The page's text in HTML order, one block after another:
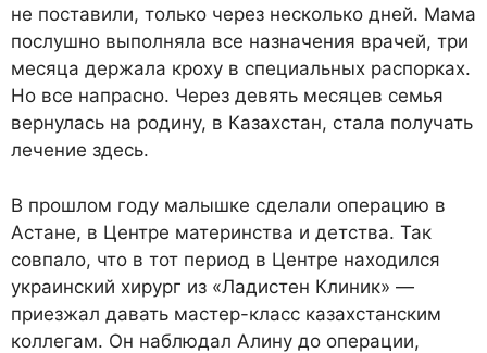
не поставили, только через несколько дней. Мама
послушно выполняла все назначения врачей, три
месяца держала кроху в специальных распорках.
Но все напрасно. Через девять месяцев семья
вернулась на родину, в Казахстан, стала получать
лечение здесь.
В прошлом году малышке сделали операцию в
Астане, в Центре материнства и детства. Так
совпало, что в тот период в Центре находился
украинский хирург из «Ладистен Клиник» —
приезжал давать мастер-класс казахстанским
коллегам. Он наблюдал Алину до операции,